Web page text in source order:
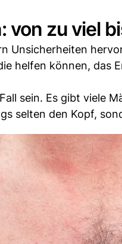
von zu viel
Unsicherheiten
helfen können, das
sein. Es gibt viele
selten den Kopf,